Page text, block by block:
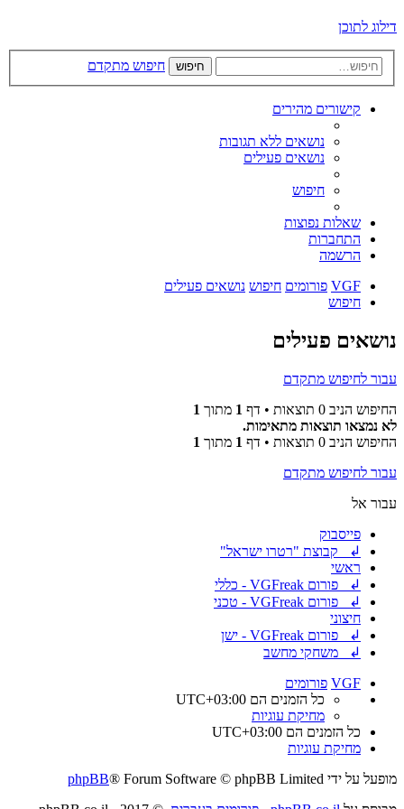
דילוג לתוכן
חיפוש חיפוש מתקדם
קישורים מהירים
נושאים ללא תגובות
נושאים פעילים
חיפוש
שאלות נפוצות
התחברות
הרשמה
VGF פורומים חיפוש נושאים פעילים
חיפוש
נושאים פעילים
עבור לחיפוש מתקדם
החיפוש הניב 0 תוצאות • דף
1 מתוך 1
לא נמצאו תוצאות מתאימות.
החיפוש הניב 0 תוצאות • דף
1 מתוך 1
עבור לחיפוש מתקדם
עבור אל
פייסבוק
↲ קבוצת "רטרו ישראל"
ראשי
↲ פורום VGFreak - כללי
↲ פורום VGFreak - טכני
חיצוני
↲ פורום VGFreak - ישן
↲ משחקי מחשב
VGF פורומים
כל הזמנים הם UTC+03:00
מחיקת עוגיות
כל הזמנים הם UTC+03:00
מחיקת עוגיות
מופעל על ידי
phpBB® Forum Software © phpBB Limited